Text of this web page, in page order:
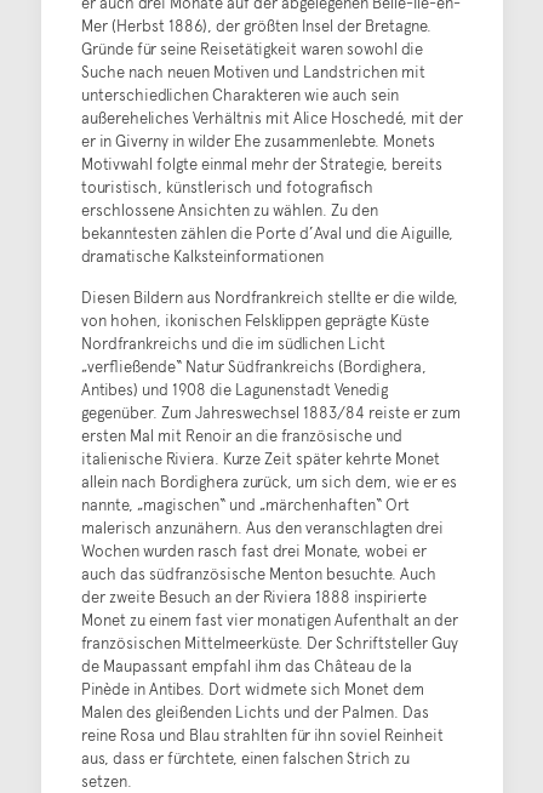
Mer (Herbst 1886), der größten Insel der Bretagne.
Gründe für seine Reisetätigkeit waren sowohl die
Suche nach neuen Motiven und Landstrichen mit
unterschiedlichen Charakteren wie auch sein
außereheliches Verhältnis mit Alice Hoschedé, mit der
er in Giverny in wilder Ehe zusammenlebte. Monets
Motivwahl folgte einmal mehr der Strategie, bereits
touristisch, künstlerisch und fotografisch
erschlossene Ansichten zu wählen. Zu den
bekanntesten zählen die Porte d’Aval und die Aiguille,
dramatische Kalksteinformationen
Diesen Bildern aus Nordfrankreich stellte er die wilde,
von hohen, ikonischen Felsklippen geprägte Küste
Nordfrankreichs und die im südlichen Licht
„verfließende“ Natur Südfrankreichs (Bordighera,
Antibes) und 1908 die Lagunenstadt Venedig
gegenüber. Zum Jahreswechsel 1883/84 reiste er zum
ersten Mal mit Renoir an die französische und
italienische Riviera. Kurze Zeit später kehrte Monet
allein nach Bordighera zurück, um sich dem, wie er es
nannte, „magischen“ und „märchenhaften“ Ort
malerisch anzunähern. Aus den veranschlagten drei
Wochen wurden rasch fast drei Monate, wobei er
auch das südfranzösische Menton besuchte. Auch
der zweite Besuch an der Riviera 1888 inspirierte
Monet zu einem fast vier monatigen Aufenthalt an der
französischen Mittelmeerküste. Der Schriftsteller Guy
de Maupassant empfahl ihm das Château de la
Pinède in Antibes. Dort widmete sich Monet dem
Malen des gleißenden Lichts und der Palmen. Das
reine Rosa und Blau strahlten für ihn soviel Reinheit
aus, dass er fürchtete, einen falschen Strich zu
setzen.